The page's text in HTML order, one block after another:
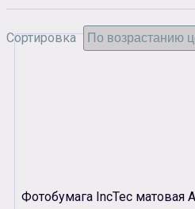
Аксессуары
Сортировка
Фотобумага IncTec матовая